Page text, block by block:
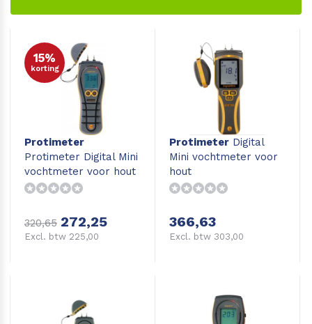
15%
korting
Protimeter
Protimeter Digital Mini
vochtmeter voor hout
320,65 272,25
Excl. btw 225,00
Protimeter Digital
Mini vochtmeter voor
hout
366,63
Excl. btw 303,00